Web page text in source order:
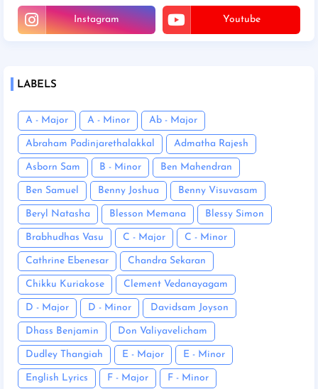
Instagram Youtube
LABELS
A - Major A - Minor Ab - Major
Abraham Padinjarethalakkal Admatha Rajesh
Asborn Sam B - Minor Ben Mahendran
Ben Samuel Benny Joshua Benny Visuvasam
Beryl Natasha Blesson Memana Blessy Simon
Brabhudhas Vasu C - Major C - Minor
Cathrine Ebenesar Chandra Sekaran
Chikku Kuriakose Clement Vedanayagam
D - Major D - Minor Davidsam Joyson
Dhass Benjamin Don Valiyavelicham
Dudley Thangiah E - Major E - Minor
English Lyrics F - Major F - Minor